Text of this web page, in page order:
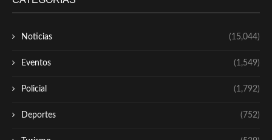
Noticias (15,044)
Eventos (1,549)
Policial (1,792)
Deportes (752)